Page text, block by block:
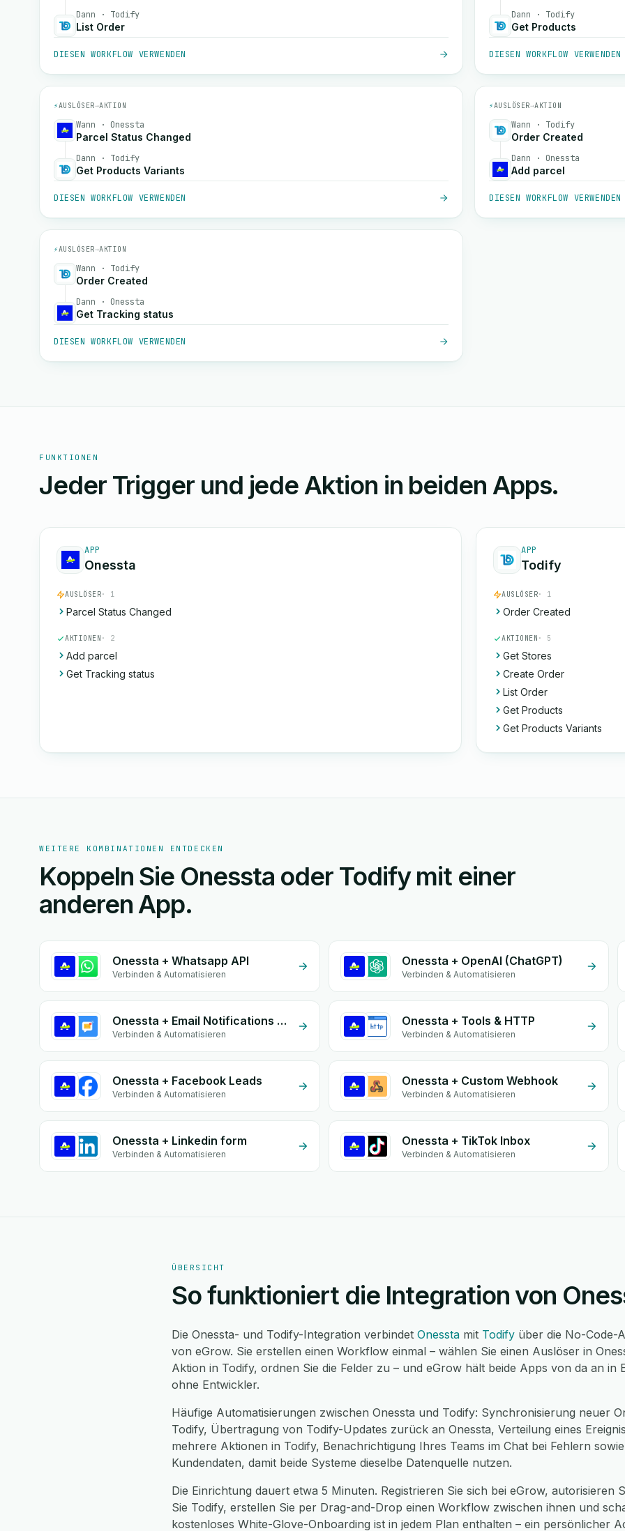
Dann · Todify
List Order
DIESEN WORKFLOW VERWENDEN
Dann · Todify
Get Products
DIESEN WORKFLOW VERWENDEN
⚡AUSLÖSER→AKTION
Wann · Onessta
Parcel Status Changed
Dann · Todify
Get Products Variants
DIESEN WORKFLOW VERWENDEN
⚡AUSLÖSER→AKTION
Wann · Todify
Order Created
Dann · Onessta
Add parcel
DIESEN WORKFLOW VERWENDEN
⚡AUSLÖSER→AKTION
Wann · Todify
Order Created
Dann · Onessta
Get Tracking status
DIESEN WORKFLOW VERWENDEN
FUNKTIONEN
Jeder Trigger und jede Aktion in beiden Apps.
APP
Onessta
AUSLÖSER· 1
Parcel Status Changed
AKTIONEN · 2
Add parcel
Get Tracking status
APP
Todify
AUSLÖSER· 1
Order Created
AKTIONEN · 5
Get Stores
Create Order
List Order
Get Products
Get Products Variants
WEITERE KOMBINATIONEN ENTDECKEN
Koppeln Sie Onessta oder Todify mit einer
anderen App.
Onessta + Whatsapp API
Verbinden & Automatisieren
Onessta + OpenAI (ChatGPT)
Verbinden & Automatisieren
Onessta + Email Notifications by eGrow
Verbinden & Automatisieren
Onessta + Tools & HTTP
Verbinden & Automatisieren
Onessta + Facebook Leads
Verbinden & Automatisieren
Onessta + Custom Webhook
Verbinden & Automatisieren
Onessta + Linkedin form
Verbinden & Automatisieren
Onessta + TikTok Inbox
Verbinden & Automatisieren
ÜBERSICHT
So funktioniert die Integration von
Die Onessta- und Todify-Integration verbindet Onessta mit Todify über die No-Code-
von eGrow. Sie erstellen einen Workflow einmal – wählen Sie einen Auslöser in
Aktion in Todify, ordnen Sie die Felder zu – und eGrow hält beide Apps von da an in
ohne Entwickler.
Häufige Automatisierungen zwischen Onessta und Todify: Synchronisierung neuer
Todify, Übertragung von Todify-Updates zurück an Onessta, Verteilung eines
mehrere Aktionen in Todify, Benachrichtigung Ihres Teams im Chat bei Fehlern
Kundendaten, damit beide Systeme dieselbe Datenquelle nutzen.
Die Einrichtung dauert etwa 5 Minuten. Registrieren Sie sich bei eGrow, autorisieren
Sie Todify, erstellen Sie per Drag-and-Drop einen Workflow zwischen ihnen und
kostenloses White-Glove-Onboarding ist in jedem Plan enthalten – ein persönlicher